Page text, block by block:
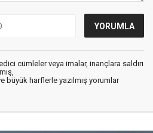
cümleler veya imalar, inançlara saldırı
büyük harflerle yazılmış yorumlar